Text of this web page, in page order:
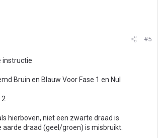
#5
instructie
Bruin en Blauw Voor Fase 1 en Nul
2
hierboven, niet een zwarte draad is
aarde draad (geel/groen) is misbruikt.